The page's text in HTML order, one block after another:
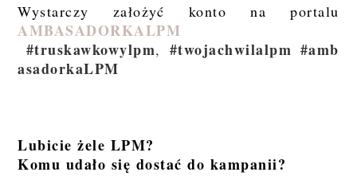
Wystarczy założyć konto na portalu
AMBASADORKALPM
#truskawkowylpm, #twojachwilalpm #amb
asadorkaLPM
Lubicie żele LPM?
Komu udało się dostać do kampanii?